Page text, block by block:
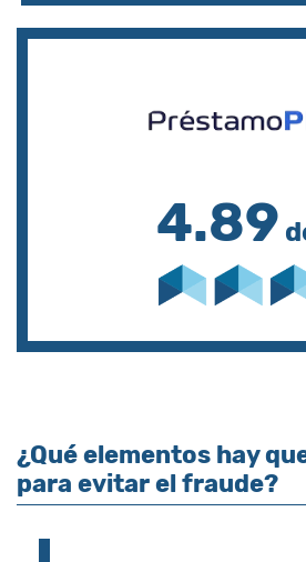
4.89
¿Qué elementos hay
para evitar el fraude?